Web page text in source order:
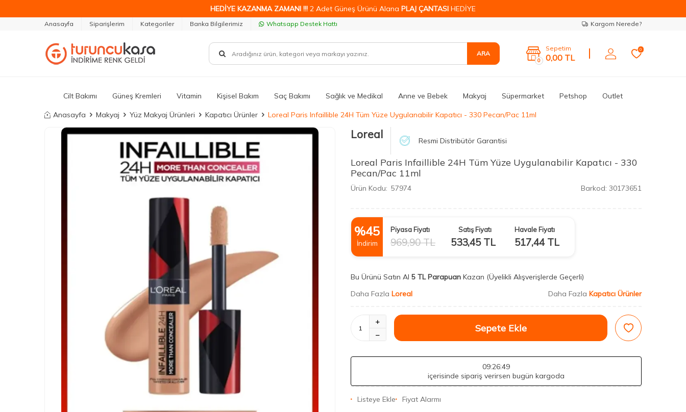
HEDİYE KAZANMA ZAMANI !!! 2 Adet Güneş Ürünü Alana PLAJ ÇANTASI HEDİYE
Anasayfa Siparişlerim Kategoriler Banka Bilgilerimiz Whatsapp Destek Hattı Kargom Nerede?
ARA
0
Sepetim
0,00 TL
0
Cilt Bakımı Güneş Kremleri Vitamin Kişisel Bakım Saç Bakımı Sağlık ve Medikal Anne ve Bebek Makyaj Süpermarket Petshop Outlet
Anasayfa Makyaj Yüz Makyaj Ürünleri Kapatıcı Ürünler Loreal Paris Infaillible 24H Tüm Yüze Uygulanabilir Kapatıcı - 330 Pecan/Pac 11ml
Loreal Resmi Distribütör Garantisi
Loreal Paris Infaillible 24H Tüm Yüze Uygulanabilir Kapatıcı - 330
Pecan/Pac 11ml
Ürün Kodu: 57974 Barkod: 30173651
%45
İndirim
Piyasa Fiyatı
969,90TL
Satış Fiyatı
533,45TL
Havale Fiyatı
517,44TL
Bu Ürünü Satın Al 5 TL Parapuan Kazan (Üyelikli Alışverişlerde Geçerli)
Daha Fazla Loreal Daha Fazla Kapatıcı Ürünler
Sepete Ekle
09:26:47
içerisinde sipariş verirsen bugün kargoda
Listeye Ekle Fiyat Alarmı